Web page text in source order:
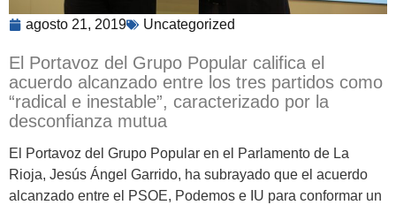
agosto 21, 2019 Uncategorized
El Portavoz del Grupo Popular califica el
acuerdo alcanzado entre los tres partidos como
“radical e inestable”, caracterizado por la
desconfianza mutua
El Portavoz del Grupo Popular en el Parlamento de La
Rioja, Jesús Ángel Garrido, ha subrayado que el acuerdo
alcanzado entre el PSOE, Podemos e IU para conformar un